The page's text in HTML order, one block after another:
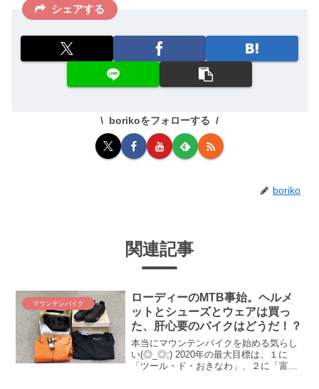
シェアする
borikoをフォローする
boriko
関連記事
マウンテンバイク
ローディーのMTB事始。ヘルメ
ットとシューズとウェアは買っ
た、肝心要のバイクはどうだ！？
本当にマウンテンバイクを始める気らし
い(◎_◎;) 2020年の最大目標は、１に
「ツール・ド・おきなわ」、２に「富士